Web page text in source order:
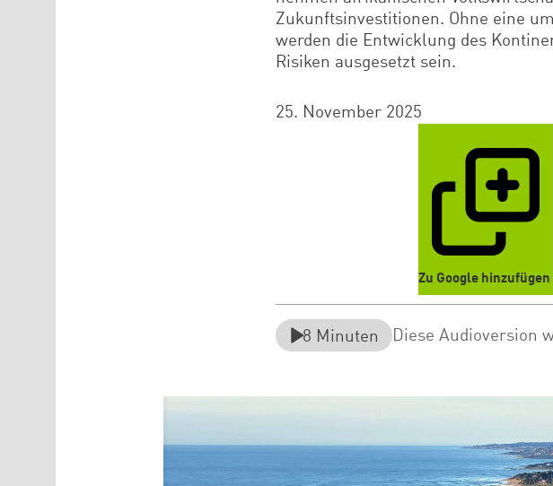
Zukunftsinvestitionen. Ohne eine
werden die Entwicklung des
Risiken ausgesetzt sein.
25. November 2025
Zu Google hinzufügen
8 Minuten Diese Audioversion